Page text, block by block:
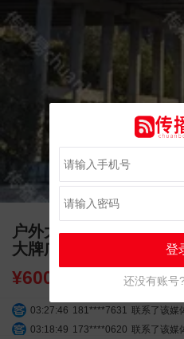
户外大牌 金州区湾里
大牌广告投放
¥60000.00
03:27:46 181****7631 联系了该媒
03:18:49 173****0620 联系了该媒
登
还没有账号?